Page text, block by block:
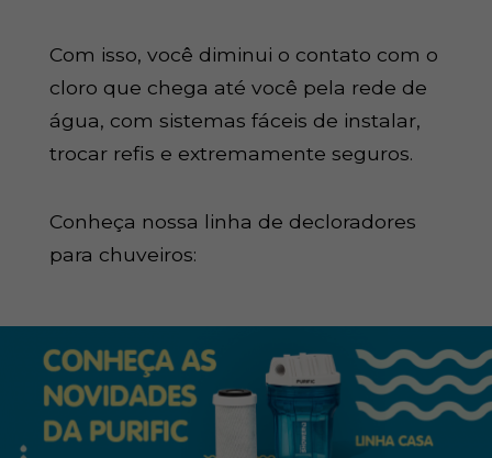
Com isso, você diminui o contato com o
cloro que chega até você pela rede de
água, com sistemas fáceis de instalar,
trocar refis e extremamente seguros.
Conheça nossa linha de decloradores
para chuveiros: